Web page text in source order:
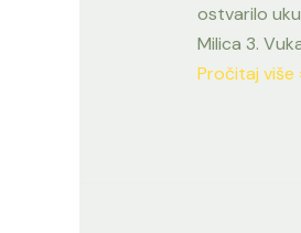
ostvarilo
Milica 3.
TK
Pročitaj više